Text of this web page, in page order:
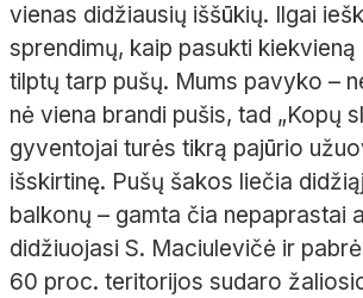
vienas didžiausių iššūkių. Ilgai
sprendimų, kaip pasukti kiekvieną
tilptų tarp pušų. Mums pavyko –
nė viena brandi pušis, tad „Kopų
gyventojai turės tikrą pajūrio
išskirtinę. Pušų šakos liečia
balkonų – gamta čia nepaprastai
didžiuojasi S. Maciulevičė ir
60 proc. teritorijos sudaro